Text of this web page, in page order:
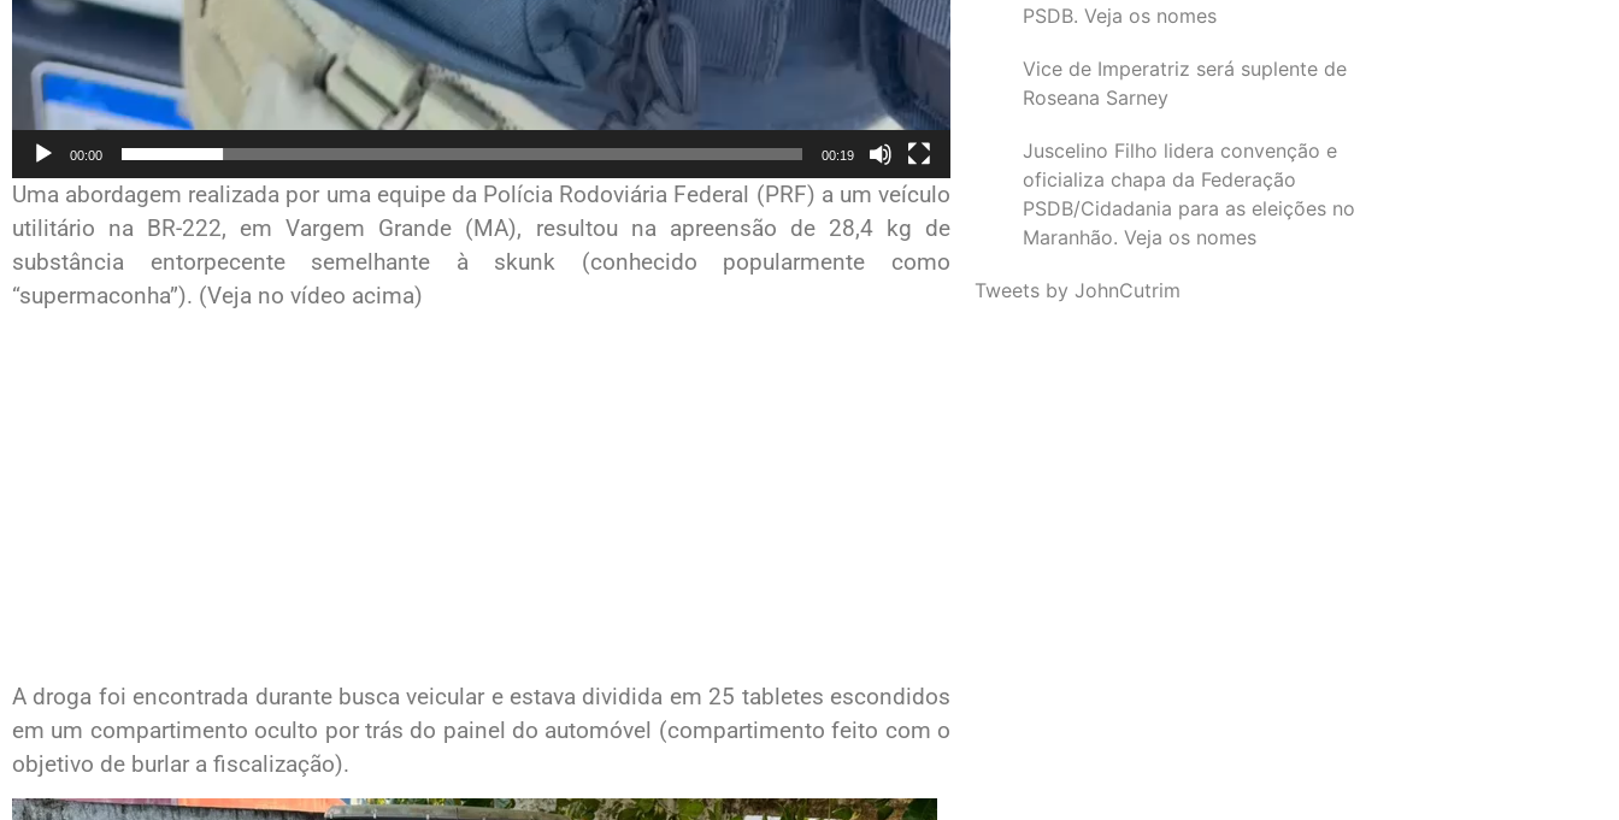
00:00 00:19
Uma abordagem realizada por uma equipe da Polícia Rodoviária Federal (PRF) a um veículo
utilitário na BR-222, em Vargem Grande (MA), resultou na apreensão de 28,4 kg de
substância entorpecente semelhante à skunk (conhecido popularmente como
“supermaconha”). (Veja no vídeo acima)
A droga foi encontrada durante busca veicular e estava dividida em 25 tabletes escondidos
em um compartimento oculto por trás do painel do automóvel (compartimento feito com o
objetivo de burlar a fiscalização).
PSDB. Veja os nomes
Vice de Imperatriz será suplente de
Roseana Sarney
Juscelino Filho lidera convenção e
oficializa chapa da Federação
PSDB/Cidadania para as eleições no
Maranhão. Veja os nomes
Tweets by JohnCutrim